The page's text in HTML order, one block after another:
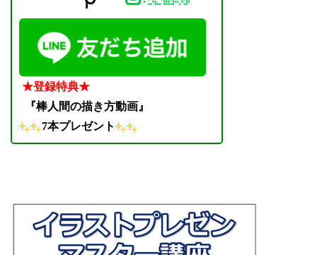
★登録特典★
『棒人間の描き方動画』
7本プレゼント